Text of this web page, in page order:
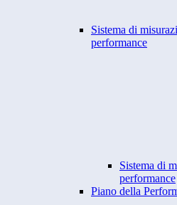
Sistema di
performance
Sistema di
performance
Piano della